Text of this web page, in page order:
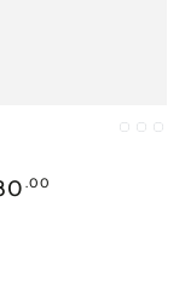
DCSP
.00